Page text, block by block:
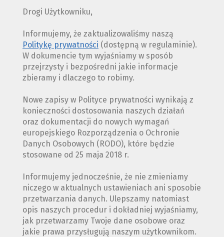
Drogi Użytkowniku,
Informujemy, że zaktualizowaliśmy naszą
Politykę prywatności (dostępną w regulaminie).
W dokumencie tym wyjaśniamy w sposób
przejrzysty i bezpośredni jakie informacje
zbieramy i dlaczego to robimy.
Nowe zapisy w Polityce prywatności wynikają z
konieczności dostosowania naszych działań
oraz dokumentacji do nowych wymagań
europejskiego Rozporządzenia o Ochronie
Danych Osobowych (RODO), które będzie
stosowane od 25 maja 2018 r.
Informujemy jednocześnie, że nie zmieniamy
niczego w aktualnych ustawieniach ani sposobie
przetwarzania danych. Ulepszamy natomiast
opis naszych procedur i dokładniej wyjaśniamy,
jak przetwarzamy Twoje dane osobowe oraz
jakie prawa przysługują naszym użytkownikom.